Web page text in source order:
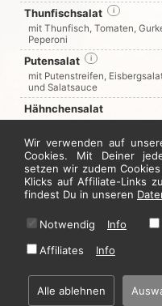
Thunfischsalat i
mit Thunfisch, Tomaten,
Peperoni
Putensalat i
mit Putenstreifen,
und Salatsauce
Hähnchensalat
Jetzt
* Alle Preise in Euro inkl. gesetzl.
Home·Impressum·
Wir verwenden auf
Cookies. Mit Deiner
setzen wir zudem
Klicks auf Affiliate-Links
findest Du in unseren
Notwendig Info
Affiliates
Info
Alle ablehnen